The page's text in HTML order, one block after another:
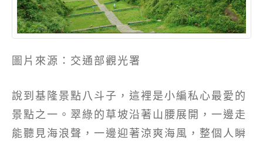
圖片來源：交通部觀光署
說到基隆景點八斗子，這裡是小編私心最愛的
景點之一。翠綠的草坡沿著山腰展開，一邊走
能聽見海浪聲，一邊迎著涼爽海風，整個人瞬